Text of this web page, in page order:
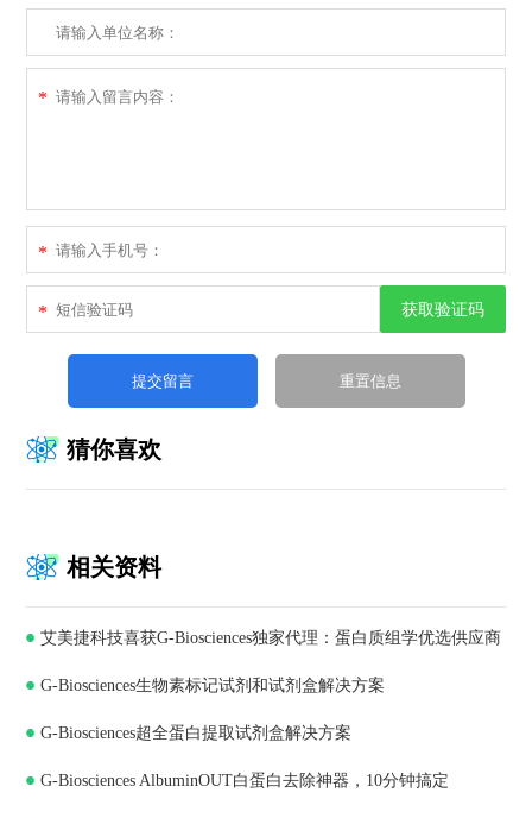
*
*
* 获取验证码
猜你喜欢
相关资料
艾美捷科技喜获G-Biosciences独家代理：蛋白质组学优选供应商
G-Biosciences生物素标记试剂和试剂盒解决方案
G-Biosciences超全蛋白提取试剂盒解决方案
G-Biosciences AlbuminOUT白蛋白去除神器，10分钟搞定